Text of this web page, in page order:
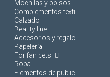
Mochilas y bolsos
Complementos textil
Calzado
Beauty line
Accesorios y regalo
Papelería
For fan pets
Ropa
Elementos de public.